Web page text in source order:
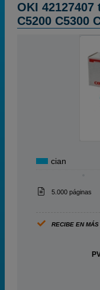
OKI
C5200 C5300
cian
5.000 páginas
RECIBE EN